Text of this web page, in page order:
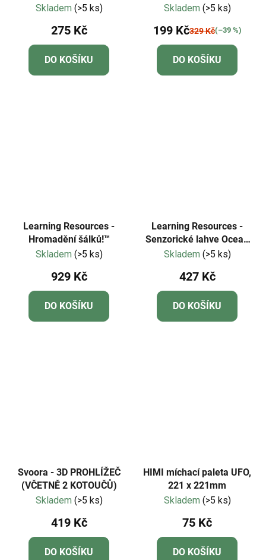
Skladem (>5 ks)
275 Kč
DO KOŠÍKU
Město - baby puzzle
Skladem (>5 ks)
199 Kč329 Kč(–39 %)
DO KOŠÍKU
Learning Resources -
Hromadění šálků!™
Skladem (>5 ks)
929 Kč
DO KOŠÍKU
Learning Resources -
Senzorické lahve Ocean
Forces
Skladem (>5 ks)
427 Kč
DO KOŠÍKU
Svoora - 3D PROHLÍŽEČ
(VČETNĚ 2 KOTOUČŮ)
Skladem (>5 ks)
419 Kč
DO KOŠÍKU
HIMI míchací paleta UFO,
221 x 221mm
Skladem (>5 ks)
75 Kč
DO KOŠÍKU